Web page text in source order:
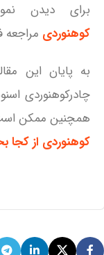
برای دیدن
کوهنوردی مراجعه
به پایان این
چادرکوهنوردی
همچنین ممکن است
کوهنوردی از کجا